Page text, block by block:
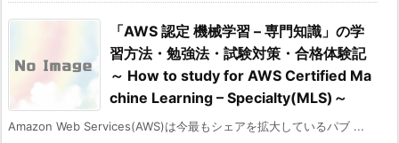
「AWS 認定 機械学習 – 専門知識」の学
習方法・勉強法・試験対策・合格体験記
～ How to study for AWS Certified Ma
chine Learning – Specialty(MLS)～
Amazon Web Services(AWS)は今最もシェアを拡大しているパブ ...